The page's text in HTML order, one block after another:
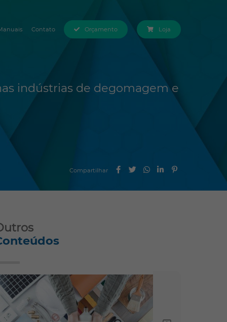
Contato Orçamento Loja
indústrias de degomagem e